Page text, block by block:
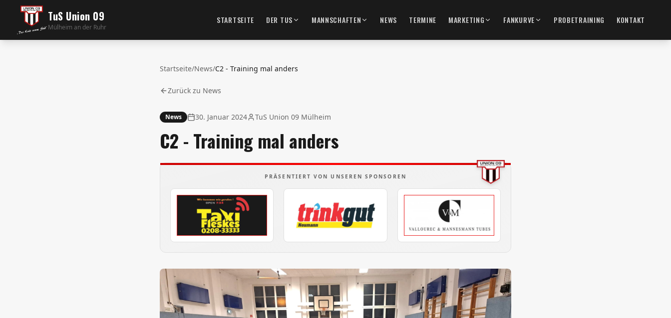
TuS Union 09
Mülheim an der Ruhr
STARTSEITE DER TUS MANNSCHAFTEN NEWS TERMINE MARKETING FANKURVE PROBETRAINING KONTAKT
Startseite/News/C2 - Training mal anders
Zurück zu News
News 30. Januar 2024 TuS Union 09 Mülheim
C2 - Training mal anders
PRÄSENTIERT VON UNSEREN SPONSOREN